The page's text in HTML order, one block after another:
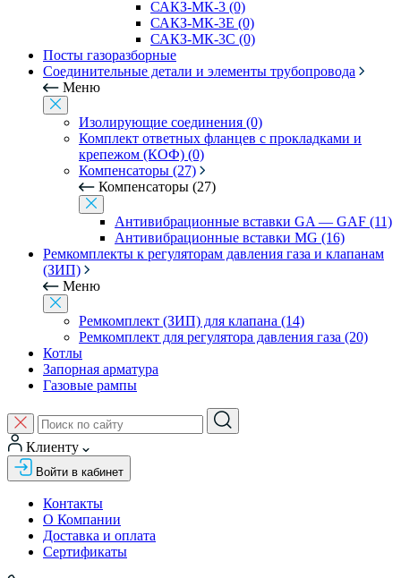
САКЗ-МК-3 (0)
САКЗ-МК-3Е (0)
САКЗ-МК-3С (0)
Посты газоразборные
Соединительные детали и элементы трубопровода
Меню
Изолирующие соединения (0)
Комплект ответных фланцев с прокладками и
крепежом (КОФ) (0)
Компенсаторы (27)
Компенсаторы (27)
Антивибрационные вставки GA — GAF (11)
Антивибрационные вставки MG (16)
Ремкомплекты к регуляторам давления газа и клапанам
(ЗИП)
Меню
Ремкомплект (ЗИП) для клапана (14)
Ремкомплект для регулятора давления газа (20)
Котлы
Запорная арматура
Газовые рампы
Клиенту
Войти в кабинет
Контакты
О Компании
Доставка и оплата
Сертификаты